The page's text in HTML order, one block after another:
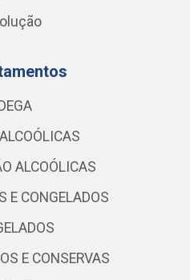
ALCOÓLICAS
E CONGELADOS
E CONSERVAS